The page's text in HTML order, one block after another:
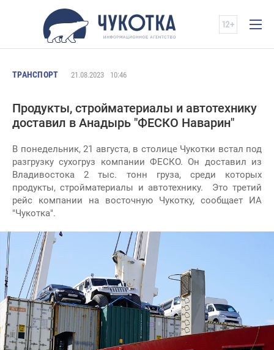
ТРАНСПОРТ 21.08.2023 10:46
Продукты, стройматериалы и автотехнику
доставил в Анадырь "ФЕСКО Наварин"
В понедельник, 21 августа, в столице Чукотки встал под
разгрузку сухогруз компании ФЕСКО. Он доставил из
Владивостока 2 тыс. тонн груза, среди которых
продукты, стройматериалы и автотехнику. Это третий
рейс компании на восточную Чукотку, сообщает ИА
"Чукотка".